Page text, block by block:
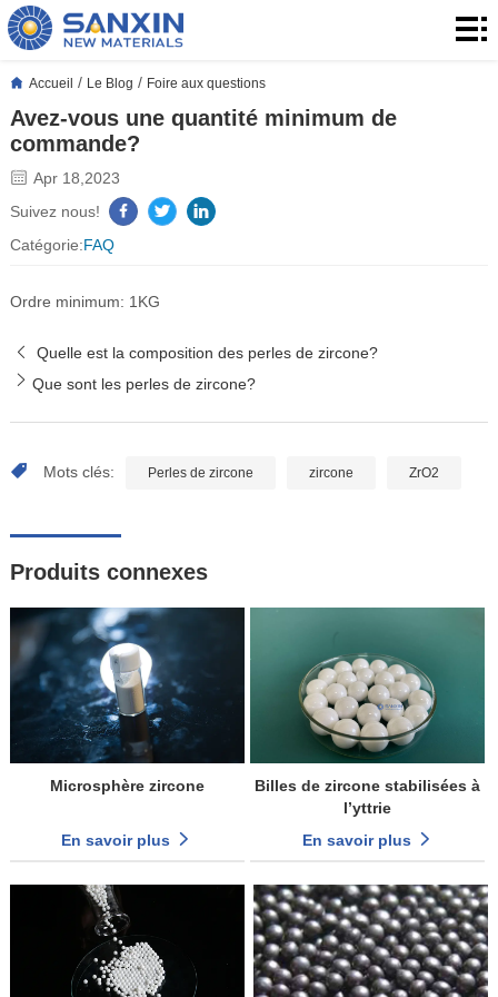
Accueil
Produits
produits
Application
Le
nous
Accueil / Le Blog / Foire aux questions
Avez-vous une quantité minimum de
commande?
Apr 18,2023
Suivez nous!
Catégorie:FAQ
Ordre minimum: 1KG
Quelle est la composition des perles de zircone?
Que sont les perles de zircone?
Mots clés: Perles de zircone zircone ZrO2
Produits connexes
Microsphère zircone
En savoir plus
Billes de zircone stabilisées à
l’yttrie
En savoir plus